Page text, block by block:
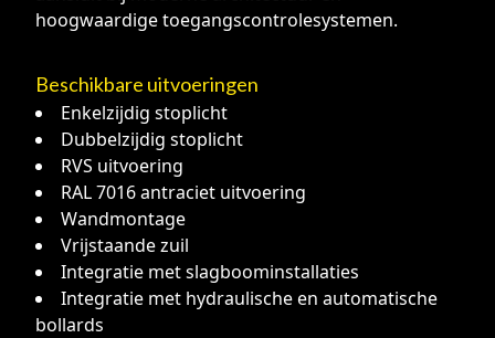
hoogwaardige toegangscontrolesystemen.
Beschikbare uitvoeringen
Enkelzijdig stoplicht
Dubbelzijdig stoplicht
RVS uitvoering
RAL 7016 antraciet uitvoering
Wandmontage
Vrijstaande zuil
Integratie met slagboominstallaties
Integratie met hydraulische en automatische
bollards